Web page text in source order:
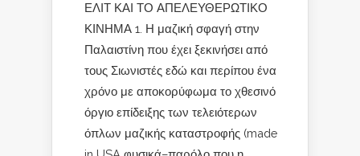
ΕΛΙΤ ΚΑΙ ΤΟ ΑΠΕΛΕΥΘΕΡΩΤΙΚΟ
ΚΙΝΗΜΑ 1. Η μαζική σφαγή στην
Παλαιστίνη που έχει ξεκινήσει από
τους Σιωνιστές εδώ και περίπου ένα
χρόνο με αποκορύφωμα το χθεσινό
όργιο επίδειξης των τελειότερων
όπλων μαζικής καταστροφής (made